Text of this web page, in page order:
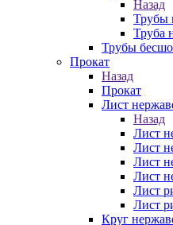
Назад
Трубы
Труба
Трубы
Прокат
Назад
Прокат
Лист
Назад
Лист
Лист
Лист
Лист
Лист
Лист
Круг